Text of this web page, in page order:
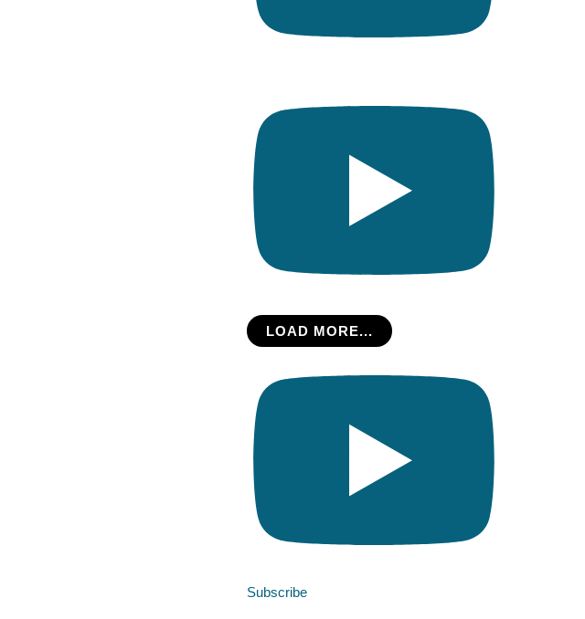
LOAD MORE...
Subscribe